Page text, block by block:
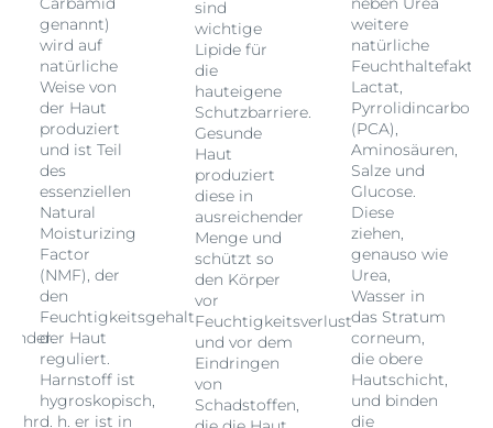
genannt)
wird auf
natürliche
Weise von
der Haut
produziert
und ist Teil
des
essenziellen
Natural
Moisturizing
Factor
(NMF), der
den
Feuchtigkeitsgehalt
der Haut
reguliert.
Harnstoff ist
hygroskopisch,
d. h. er ist in
sind
wichtige
Lipide für
die
hauteigene
Schutzbarriere.
Gesunde
Haut
produziert
diese in
ausreichender
Menge und
schützt so
den Körper
vor
Feuchtigkeitsverlust
und vor dem
Eindringen
von
Schadstoffen,
weitere
natürliche
Lactat,
(PCA),
Aminosäuren,
Salze und
Glucose.
Diese
ziehen,
genauso wie
Urea,
Wasser in
das Stratum
corneum,
die obere
Hautschicht,
und binden
die